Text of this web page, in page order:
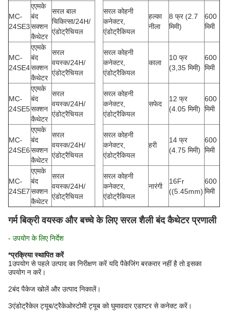
MC-
24SE3
एएमके
बंद
सक्शन
कैथेटर
सरल बाल
चिकित्सा/24H/
एंडोट्रैचियल
सरल कोहनी
कनेक्टर,
एंडोट्रैकियल
हल्का
नीला
8 फ्र (2.7
मिमी)
600
मिमी
MC-
24SE4
एएमके
बंद
सक्शन
कैथेटर
सरल
वयस्क/24H/
एंडोट्रैचियल
सरल कोहनी
कनेक्टर,
एंडोट्रैकियल
काला
10 फ्र
(3,35 मिमी)
600
मिमी
MC-
24SE5
एएमके
बंद
सक्शन
कैथेटर
सरल
वयस्क/24H/
एंडोट्रैचियल
सरल कोहनी
कनेक्टर,
एंडोट्रैकियल
सफेद
12 फ्र
(4.05 मिमी)
600
मिमी
MC-
24SE6
एएमके
बंद
सक्शन
कैथेटर
सरल
वयस्क/24H/
एंडोट्रैचियल
सरल कोहनी
कनेक्टर,
एंडोट्रैकियल
हरी
14 फ्र
(4.75 मिमी)
600
मिमी
MC-
24SE7
एएमके
बंद
सक्शन
कैथेटर
सरल
वयस्क/24H/
एंडोट्रैचियल
सरल कोहनी
कनेक्टर,
एंडोट्रैकियल
नारंगी
16Fr
((5.45mm)
600
मिमी
गर्म बिक्री वयस्क और बच्चे के लिए सरल शैली बंद कैथेटर प्रणाली
- उपयोग के लिए निर्देश
*प्रक्रिया स्थापित करें
1उपयोग से पहले उत्पाद का निरीक्षण करें यदि पैकेजिंग बरकरार नहीं है तो इसका
उपयोग न करें।
2बंद पैकेज खोलें और उत्पाद निकालें।
3एंडोट्रैकेल ट्यूब/ट्रैकेओस्टोमी ट्यूब को घुमावदार एडाप्टर से कनेक्ट करें।